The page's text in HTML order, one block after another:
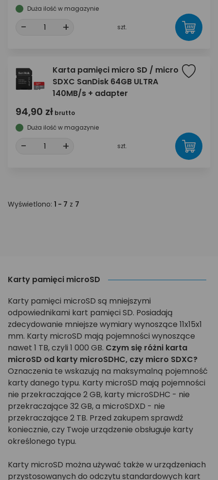
Duża ilość w magazynie
- + szt.
Karta pamięci micro SD / micro
SDXC SanDisk 64GB ULTRA
140MB/s + adapter
94,90 zł brutto
Duża ilość w magazynie
- + szt.
Wyświetlono: 1 - 7 z 7
Karty pamięci microSD
Karty pamięci microSD są mniejszymi
odpowiednikami kart pamięci SD. Posiadają
zdecydowanie mniejsze wymiary wynoszące 11x15x1
mm. Karty microSD mają pojemności wynoszące
nawet 1 TB, czyli 1 000 GB. Czym się różni karta
microSD od karty microSDHC, czy micro SDXC?
Oznaczenia te wskazują na maksymalną pojemność
karty danego typu. Karty microSD mają pojemności
nie przekraczające 2 GB, karty microSDHC - nie
przekraczające 32 GB, a microSDXD - nie
przekraczające 2 TB. Przed zakupem sprawdź
koniecznie, czy Twoje urządzenie obsługuje karty
określonego typu.
Karty microSD można używać także w urządzeniach
przystosowanych do odczytu standardowych kart